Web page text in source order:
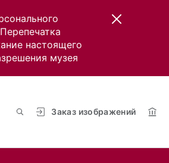
настоящего
музея
Заказ изображений